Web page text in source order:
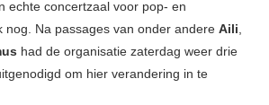
echte concertzaal voor pop- en
nog. Na passages van onder andere Aili,
had de organisatie zaterdag weer drie
om hier verandering in te